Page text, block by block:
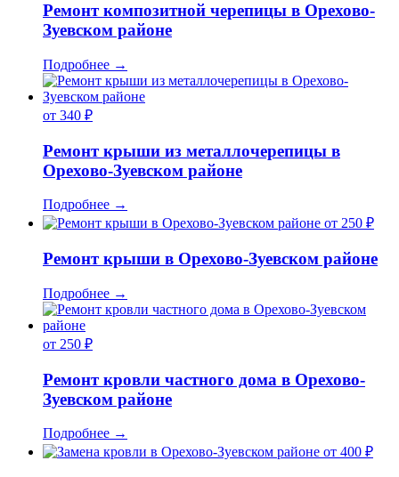
Ремонт композитной черепицы в Орехово-
Зуевском районе
Подробнее →
от 340 ₽
Ремонт крыши из металлочерепицы в
Орехово-Зуевском районе
Подробнее →
от 250 ₽
Ремонт крыши в Орехово-Зуевском районе
Подробнее →
от 250 ₽
Ремонт кровли частного дома в Орехово-
Зуевском районе
Подробнее →
от 400 ₽